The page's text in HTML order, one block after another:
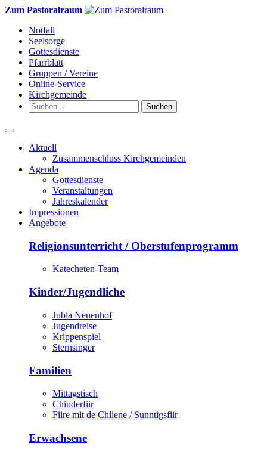
Weiter
Inhalt
Zum Pastoralraum
Notfall
Seelsorge
Gottesdienste
Pfarrblatt
Gruppen / Vereine
Online-Service
Kirchgemeinde
Suchen
nach:
Aktuell
Zusammenschluss Kirchgemeinden
Agenda
Gottesdienste
Veranstaltungen
Jahreskalender
Impressionen
Angebote
Religionsunterricht / Oberstufenprogramm
Katecheten-Team
Kinder/Jugendliche
Jubla Neuenhof
Jugendreise
Krippenspiel
Sternsinger
Familien
Mittagstisch
Chinderfiir
Fiire mit de Chliene / Sunntigsfiir
Erwachsene